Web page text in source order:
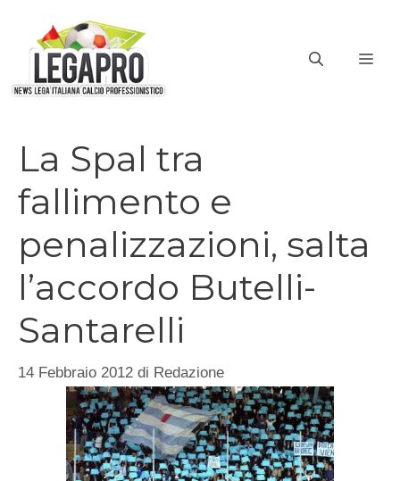
contenuto
La Spal tra
fallimento e
penalizzazioni, salta
l’accordo Butelli-
Santarelli
14 Febbraio 2012 di Redazione